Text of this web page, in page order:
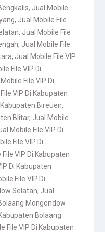
, Jual Mobile
, Jual Mobile File
, Jual Mobile File
, Jual Mobile File
, Jual Mobile File VIP
File VIP Di
File VIP Di
VIP Di Kabupaten
Bireuen,
Blitar, Jual Mobile
Mobile File VIP Di
File VIP Di
VIP Di Kabupaten
Di Kabupaten
File VIP Di
Selatan, Jual
Mongondow
Bolaang
File VIP Di Kabupaten